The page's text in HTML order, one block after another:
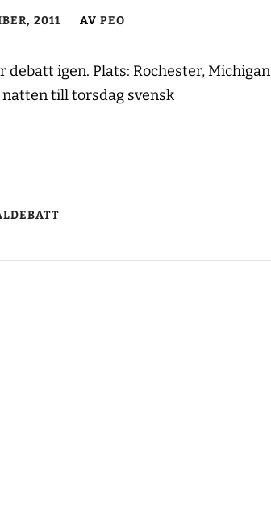
2011 AV PEO
debatt igen. Plats: Rochester, Michigan
till torsdag svensk